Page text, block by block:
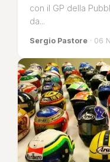
con il GP della
da...
Sergio Pastore · 06